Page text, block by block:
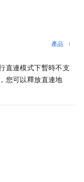
產品
直連模式下暫時不支
您可以釋放直連地